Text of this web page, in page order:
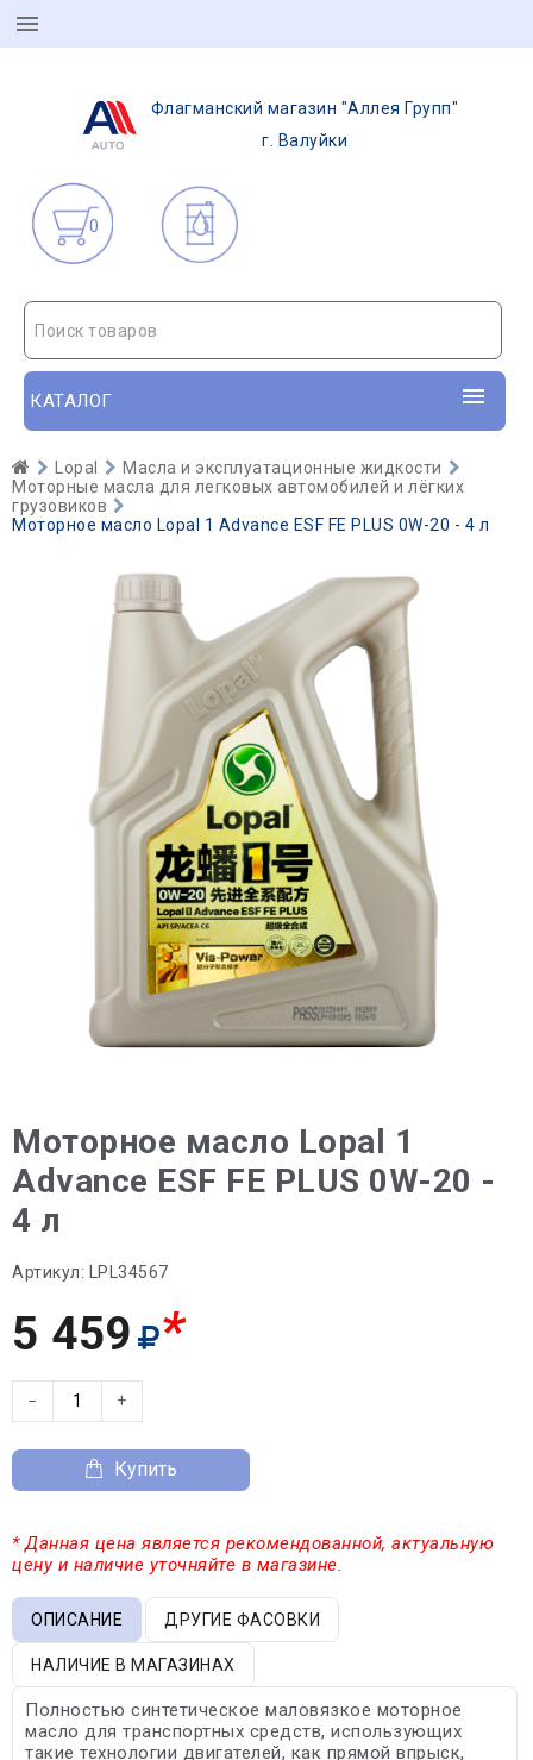
Флагманский магазин "Аллея Групп"
г. Валуйки
0
Поиск товаров
КАТАЛОГ
Lopal
Масла и эксплуатационные жидкости
Моторные масла для легковых автомобилей и лёгких
грузовиков
Моторное масло Lopal 1 Advance ESF FE PLUS 0W-20 - 4 л
Моторное масло Lopal 1
Advance ESF FE PLUS 0W-20 -
4 л
Артикул: LPL34567
5 459 *
− +
Купить
* Данная цена является рекомендованной, актуальную
цену и наличие уточняйте в магазине.
ОПИСАНИЕ ДРУГИЕ ФАСОВКИ
НАЛИЧИЕ В МАГАЗИНАХ
Полностью синтетическое маловязкое моторное
масло для транспортных средств, использующих
такие технологии двигателей, как прямой впрыск,